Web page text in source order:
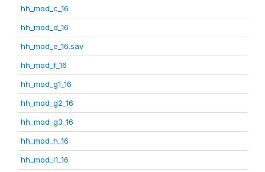
hh_mod_c_16
hh_mod_d_16
hh_mod_e_16.sav
hh_mod_f_16
hh_mod_g1_16
hh_mod_g2_16
hh_mod_g3_16
hh_mod_h_16
hh_mod_i1_16